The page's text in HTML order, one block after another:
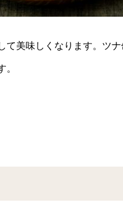
美味しくなります。ツ
。